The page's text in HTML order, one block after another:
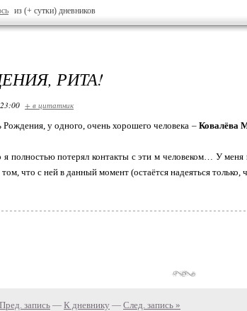
из (+ сутки) дневников
РИТА!
+ в цитатник
у одного, очень хорошего человека – Ковалёва
я полностью потерял контакты с эти м человеком… У
что с ней в данный момент (остаётся надеяться
запись— К дневнику — След. запись »